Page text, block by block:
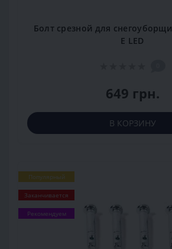
Болт срезной для
E LED
649 грн.
В КОРЗИНУ
Популярный
Заканчивается
Рекомендуем